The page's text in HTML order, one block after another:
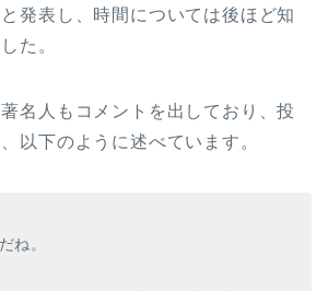
発表し、時間については後ほど知
た。
名人もコメントを出しており、投
以下のように述べています。
ね。